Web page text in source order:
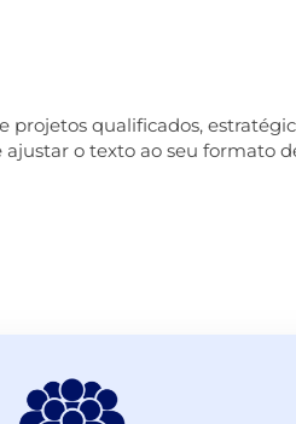
projetos qualificados,
o texto ao seu formato